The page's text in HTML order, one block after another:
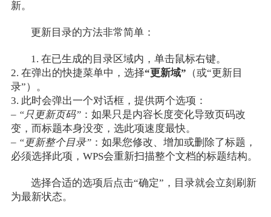
新。
更新目录的方法非常简单：
1. 在已生成的目录区域内，单击鼠标右键。
2. 在弹出的快捷菜单中，选择“更新域” （或“更新目
录”）。
3. 此时会弹出一个对话框，提供两个选项：
– “只更新页码”：如果只是内容长度变化导致页码改
变，而标题本身没变，选此项速度最快。
– “更新整个目录”：如果您修改、增加或删除了标题，
必须选择此项，WPS会重新扫描整个文档的标题结构。
选择合适的选项后点击“确定”，目录就会立刻刷新
为最新状态。